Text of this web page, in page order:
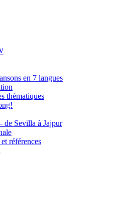
en 7 langues
thématiques
de Sevilla à Jajpur
références